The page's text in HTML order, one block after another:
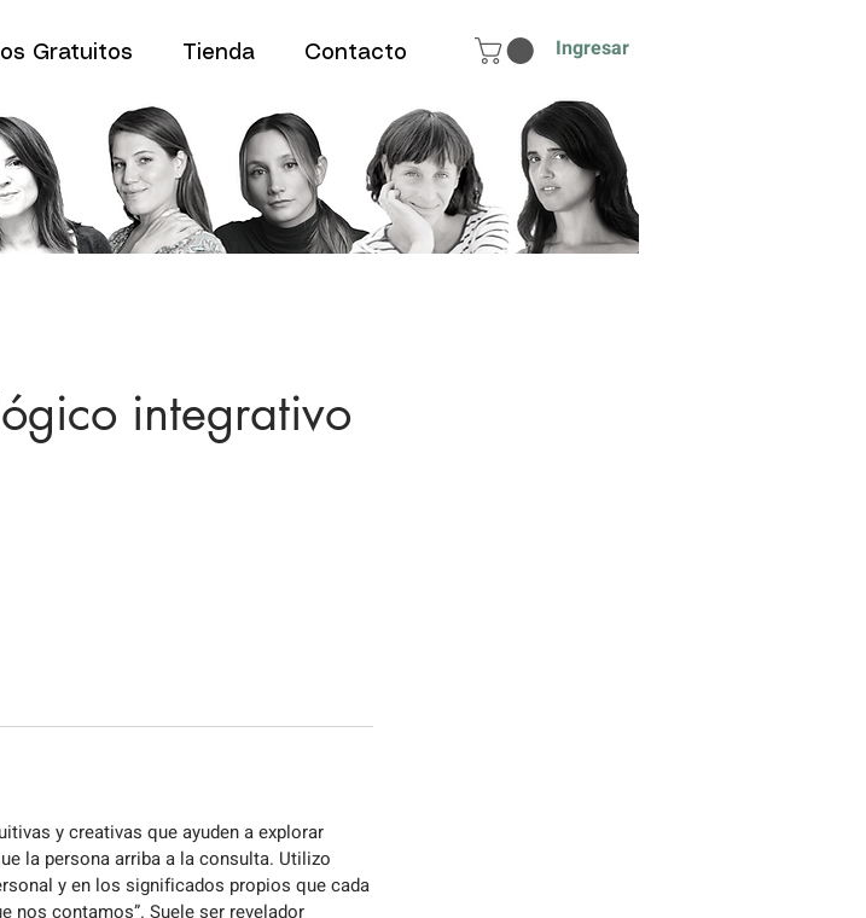
Gratuitos Tienda Contacto Ingresar
integrativo
y creativas que ayuden a explorar
la persona arriba a la consulta. Utilizo
y en los significados propios que cada
nos contamos”. Suele ser revelador